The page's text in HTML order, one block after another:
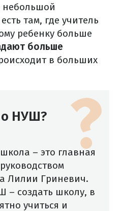
небольшой
там, где учитель
ребенку больше
больше
в больших
о НУШ?
– это главная
Лилии Гриневич.
– создать школу, в
учиться и